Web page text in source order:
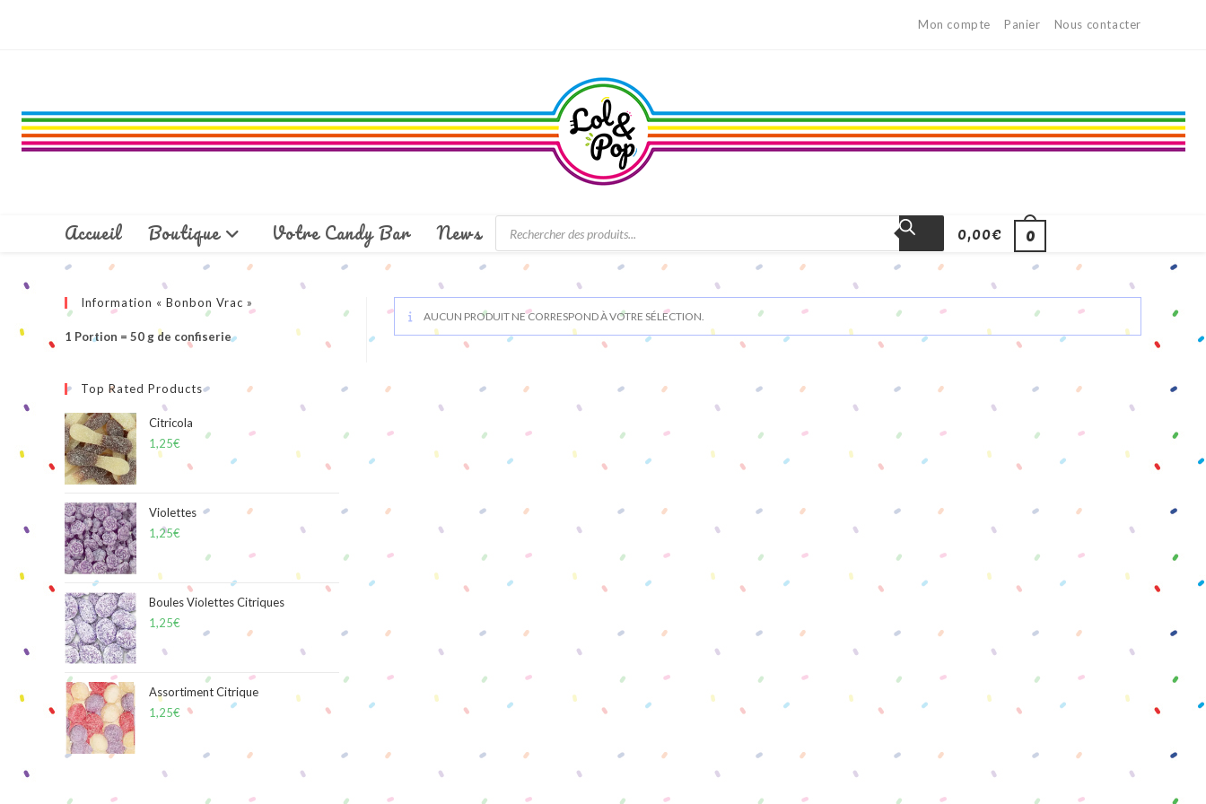
Mon compte Panier Nous contacter
Accueil Boutique Votre Candy Bar News
de
produits
0,00€ 0
AUCUN PRODUIT NE CORRESPOND À VOTRE SÉLECTION.
Information « Bonbon Vrac »
1 Portion = 50 g de confiserie
Top Rated Products
Citricola
1,25€
Violettes
1,25€
Boules Violettes Citriques
1,25€
Assortiment Citrique
1,25€